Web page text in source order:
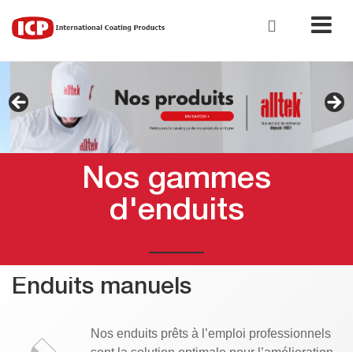
Nos gammes
d'enduits
Enduits manuels
Nos enduits prêts à l’emploi professionnels